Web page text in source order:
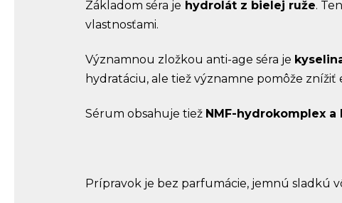
Základom séra je hydrolát z bielej ruže.
vlastnosťami.
Významnou zložkou anti-age séra je
hydratáciu, ale tiež významne pomôže
Sérum obsahuje tiež NMF-hydrokomplex a
Prípravok je bez parfumácie, jemnú sladkú